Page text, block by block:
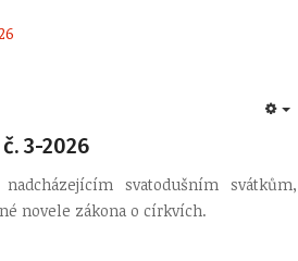
3-2026
svatodušním svátkům,
novele zákona o církvích.